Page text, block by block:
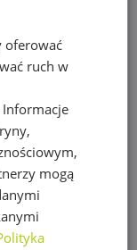
260g/m2
100g/m2
oferować
ruch w
mogą